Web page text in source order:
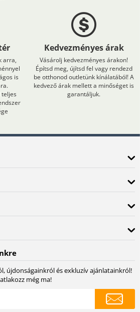
arra,
is
teljes
Kedvezményes árak
Vásárolj kedvezményes árakon!
Építsd meg, újítsd fel vagy rendezd
be otthonod outletünk kínálatából! A
kedvező árak mellett a minőséget is
garantáljuk.
újdonságainkról és exkluzív ajánlatainkról!
még ma!